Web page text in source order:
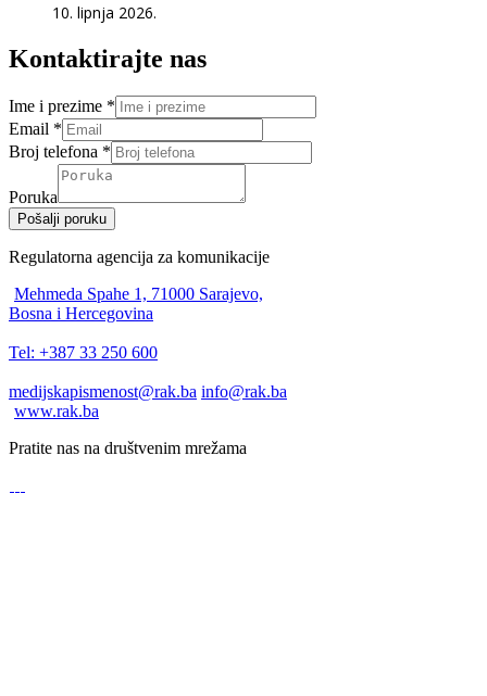
10. lipnja 2026.
Kontaktirajte nas
Ime i prezime *
Email *
Broj telefona *
Poruka
Pošalji poruku
Regulatorna agencija za komunikacije
Mehmeda Spahe 1, 71000 Sarajevo,
Bosna i Hercegovina
Tel: +387 33 250 600
medijskapismenost@rak.ba info@rak.ba
www.rak.ba
Pratite nas na društvenim mrežama